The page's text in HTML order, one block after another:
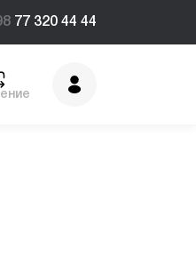
77 320 44 44